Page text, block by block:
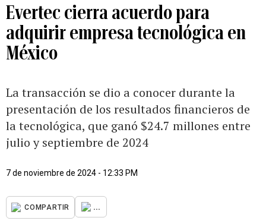
Evertec cierra acuerdo para
adquirir empresa tecnológica en
México
La transacción se dio a conocer durante la
presentación de los resultados financieros de
la tecnológica, que ganó $24.7 millones entre
julio y septiembre de 2024
7 de noviembre de 2024 - 12:33 PM
COMPARTIR ...